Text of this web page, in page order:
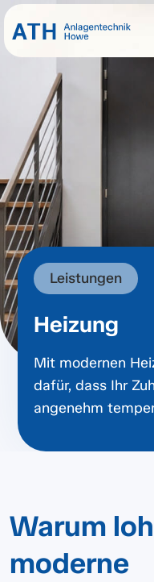
Leistungen
Heizung
Mit modernen
dafür, dass Ihr
angenehm
Warum
moderne